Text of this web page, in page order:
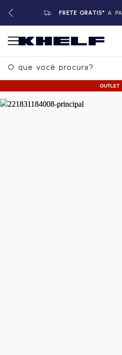
FRETE GRÁTIS* A
OUTLET